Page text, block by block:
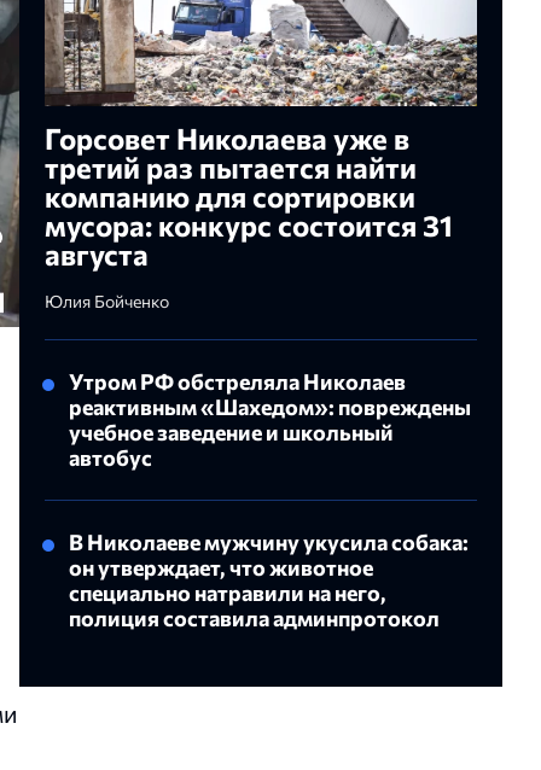
Горсовет Николаева уже в
третий раз пытается найти
компанию для сортировки
мусора: конкурс состоится 31
августа
Юлия Бойченко
Утром РФ обстреляла Николаев
реактивным «Шахедом»: повреждены
учебное заведение и школьный
автобус
В Николаеве мужчину укусила собака:
он утверждает, что животное
специально натравили на него,
полиция составила админпротокол